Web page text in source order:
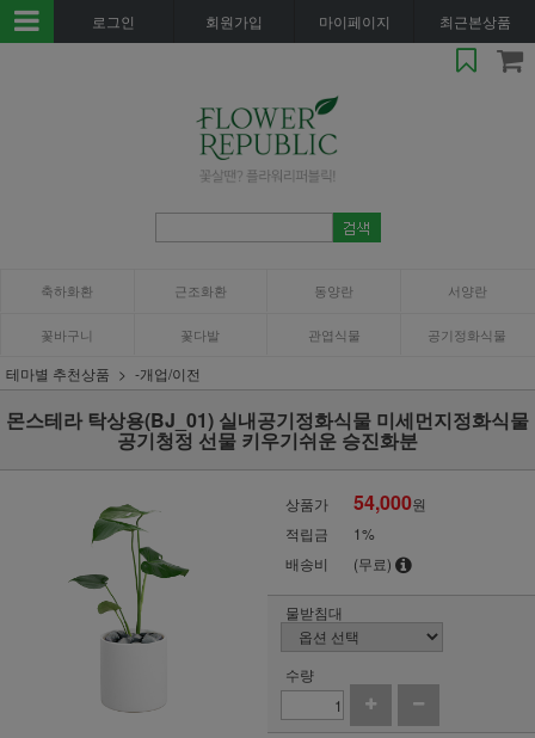
로그인 회원가입 마이페이지 최근본상품
축하화환 근조화환 동양란 서양란
꽃바구니 꽃다발 관엽식물 공기정화식물
테마별 추천상품 -개업/이전
몬스테라 탁상용(BJ_01) 실내공기정화식물 미세먼지정화식물
공기청정 선물 키우기쉬운 승진화분
상품가 54,000원
적립금
1%
배송비
(무료)
물받침대
수량